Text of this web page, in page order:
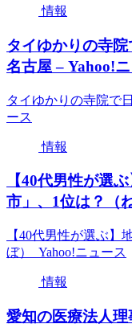
情報
タイゆかりの寺
名古屋 – Yahoo!
タイゆかりの寺院で
ース
情報
【40代男性が選
市」、1位は？（
【40代男性が選ぶ
ぼ） Yahoo!ニュース
情報
愛知の医療法人